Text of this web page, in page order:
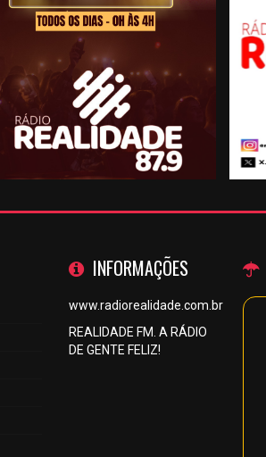
INFORMAÇÕES
www.radiorealidade.com.br
REALIDADE FM. A RÁDIO
DE GENTE FELIZ!